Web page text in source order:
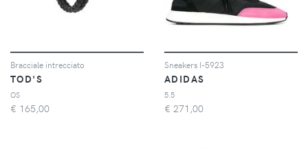
Bracciale intrecciato
TOD'S
OS
€ 165,00
Sneakers I-5923
ADIDAS
5.5
€ 271,00